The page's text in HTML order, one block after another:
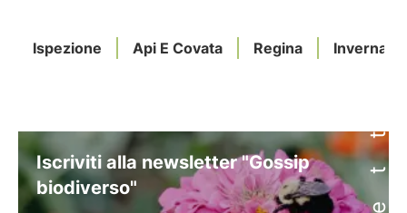
Ispezione Api E Covata Regina
Iscriviti alla newsletter "Gossip
biodiverso"